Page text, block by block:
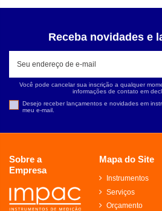
Receba novidades e
Você pode cancelar sua inscrição a qualquer
informações de contato em
Desejo receber lançamentos e novidades em
meu e-mail.
Sobre a
Empresa
Mapa do Site
Instrumentos
Serviços
Orçamento